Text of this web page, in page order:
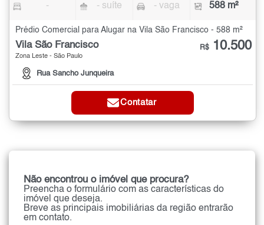
- - suíte - vaga 588 m²
Prédio Comercial para Alugar na Vila São Francisco - 588 m²
Vila São Francisco
Zona Leste - São Paulo
Rua Sancho Junqueira
R$ 10.500
Contatar
Não encontrou o imóvel que procura?
Preencha o formulário com as características do
imóvel que deseja.
Breve as principais imobiliárias da região entrarão
em contato.